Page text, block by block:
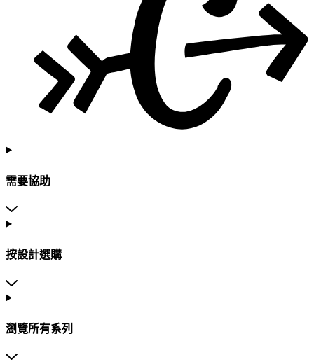
需要協助
按設計選購
瀏覽所有系列